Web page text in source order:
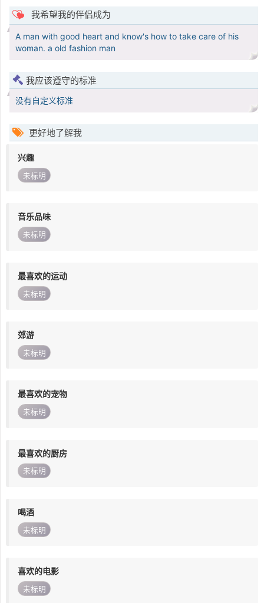
我希望我的伴侣成为
A man with good heart and know's how to take care of his
woman. a old fashion man
我应该遵守的标准
没有自定义标准
更好地了解我
兴趣
未标明
音乐品味
未标明
最喜欢的运动
未标明
郊游
未标明
最喜欢的宠物
未标明
最喜欢的厨房
未标明
喝酒
未标明
喜欢的电影
未标明